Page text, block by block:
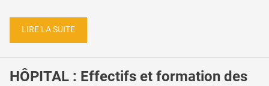
LIRE LA SUITE
HÔPITAL : Effectifs et formation des